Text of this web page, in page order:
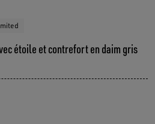
étoile et contrefort en daim gris